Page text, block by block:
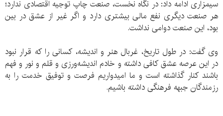
سیمزاری ادامه داد: در نگاه نخست، صنعت چاپ توجیه اقتصادی ندارد؛
هر صنعت دیگری نفع مالی بیشتری دارد و اگر غیر از عشق در بین
بود، این صنعت دوامی نداشت.
وی گفت: در طول تاریخ، غربال هنر و اندیشه، کسانی را که قرار نبود
در این عرصه عشق کافی داشته و خادم اندیشه‌ورزی و قلم و نور و فهم
باشند کنار گذاشته است و ما امیدواریم فرصت و توفیق خدمت را به
رزمندگان جبهه فرهنگی داشته باشیم.